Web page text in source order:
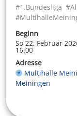
#1.Bundesliga
Beginn
So 22. Februar
16:00
Adresse
Multihalle
Meiningen